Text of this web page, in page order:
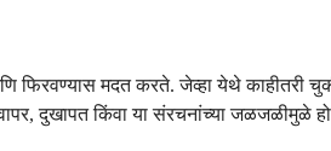
मदत करते. जेव्हा येथे काहीतरी
दुखापत किंवा या संरचनांच्या जळजळीमुळे